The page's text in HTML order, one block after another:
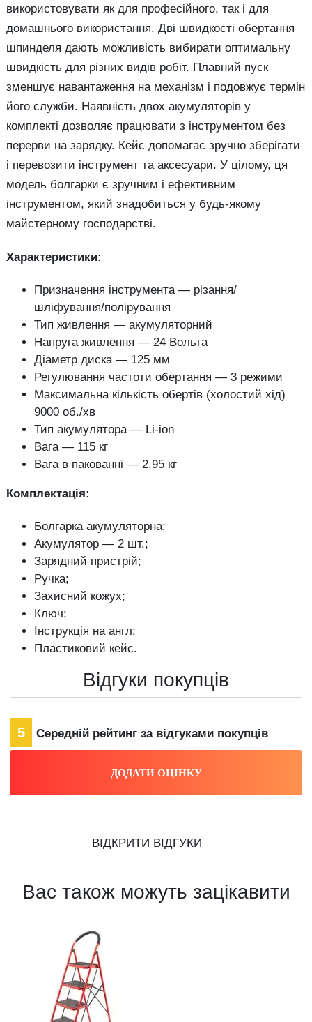
використовувати як для професійного, так і для
домашнього використання. Дві швидкості обертання
шпинделя дають можливість вибирати оптимальну
швидкість для різних видів робіт. Плавний пуск
зменшує навантаження на механізм і подовжує термін
його служби. Наявність двох акумуляторів у
комплекті дозволяє працювати з інструментом без
перерви на зарядку. Кейс допомагає зручно зберігати
і перевозити інструмент та аксесуари. У цілому, ця
модель болгарки є зручним і ефективним
інструментом, який знадобиться у будь-якому
майстерному господарстві.
Характеристики:
Призначення інструмента — різання/
шліфування/полірування
Тип живлення — акумуляторний
Напруга живлення — 24 Вольта
Діаметр диска — 125 мм
Регулювання частоти обертання — 3 режими
Максимальна кількість обертів (холостий хід)
9000 об./хв
Тип акумулятора — Li-ion
Вага — 115 кг
Вага в пакованні — 2.95 кг
Комплектація:
Болгарка акумуляторна;
Акумулятор — 2 шт.;
Зарядний пристрій;
Ручка;
Захисний кожух;
Ключ;
Інструкція на англ;
Пластиковий кейс.
Відгуки покупців
5 Середній рейтинг за відгуками покупців
ВІДКРИТИ ВІДГУКИ
Вас також можуть зацікавити